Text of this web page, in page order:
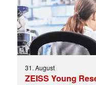
31. August
ZEISS Young